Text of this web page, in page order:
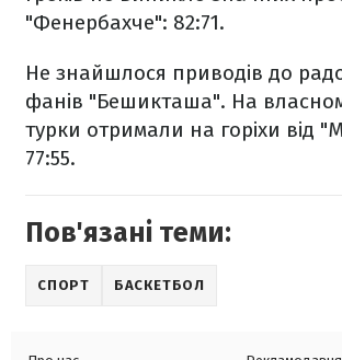
"Фенербахче": 82:71.
Не знайшлося приводів до
фанів "Бешикташа". На
турки отримали на горіхи від
77:55.
Пов'язані теми:
СПОРТ БАСКЕТБОЛ